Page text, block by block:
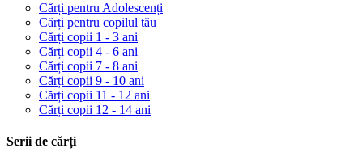
Cărți pentru Adolescenți
Cărți pentru copilul tău
Cărți copii 1 - 3 ani
Cărți copii 4 - 6 ani
Cărți copii 7 - 8 ani
Cărți copii 9 - 10 ani
Cărți copii 11 - 12 ani
Cărți copii 12 - 14 ani
Serii de cărți